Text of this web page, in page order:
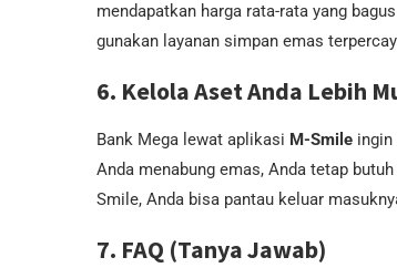
mendapatkan harga rata-rata yang
gunakan layanan simpan emas
6. Kelola Aset Anda Lebih
Bank Mega lewat aplikasi M-Smile ingin
Anda menabung emas, Anda tetap
Smile, Anda bisa pantau keluar
7. FAQ (Tanya Jawab)